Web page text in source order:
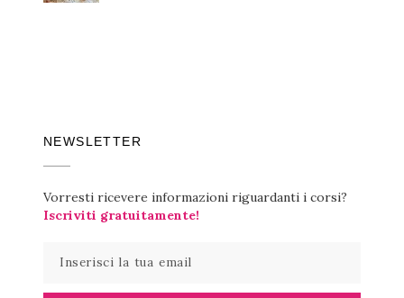
NEWSLETTER
Vorresti ricevere informazioni riguardanti i corsi?
Iscriviti gratuitamente!